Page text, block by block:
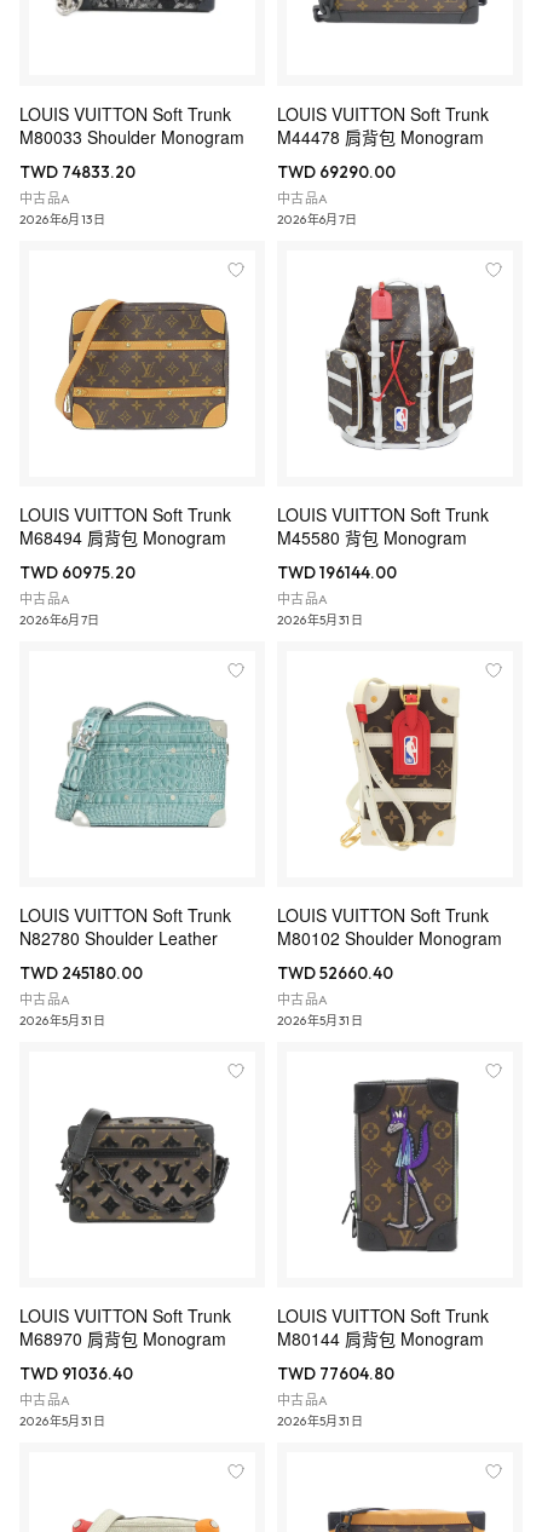
LOUIS VUITTON Soft Trunk
M80033 Shoulder Monogram
TWD 74833.20
中古品A
2026年6月13日
LOUIS VUITTON Soft Trunk
M44478 肩背包 Monogram
TWD 69290.00
中古品A
2026年6月7日
LOUIS VUITTON Soft Trunk
M68494 肩背包 Monogram
TWD 60975.20
中古品A
2026年6月7日
LOUIS VUITTON Soft Trunk
M45580 背包 Monogram
TWD 196144.00
中古品A
2026年5月31日
LOUIS VUITTON Soft Trunk
N82780 Shoulder Leather
TWD 245180.00
中古品A
2026年5月31日
LOUIS VUITTON Soft Trunk
M80102 Shoulder Monogram
TWD 52660.40
中古品A
2026年5月31日
LOUIS VUITTON Soft Trunk
M68970 肩背包 Monogram
TWD 91036.40
中古品A
2026年5月31日
LOUIS VUITTON Soft Trunk
M80144 肩背包 Monogram
TWD 77604.80
中古品A
2026年5月31日